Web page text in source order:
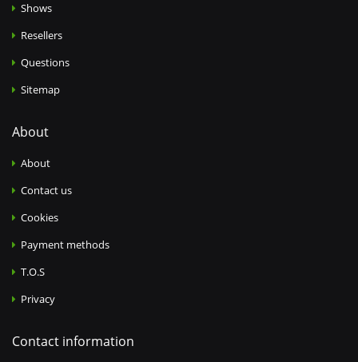
Shows
Resellers
Questions
Sitemap
About
About
Contact us
Cookies
Payment methods
T.O.S
Privacy
Contact information